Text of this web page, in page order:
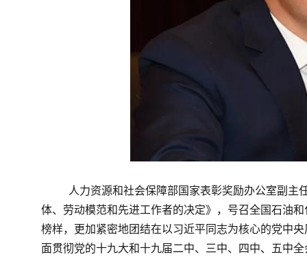
人力资源和社会保障部国家表彰奖励办公室副主
体、劳动模范和先进工作者的决定》，号召全国石油
榜样，更加紧密地团结在以习近平同志为核心的党中
面贯彻党的十九大和十九届二中、三中、四中、五中